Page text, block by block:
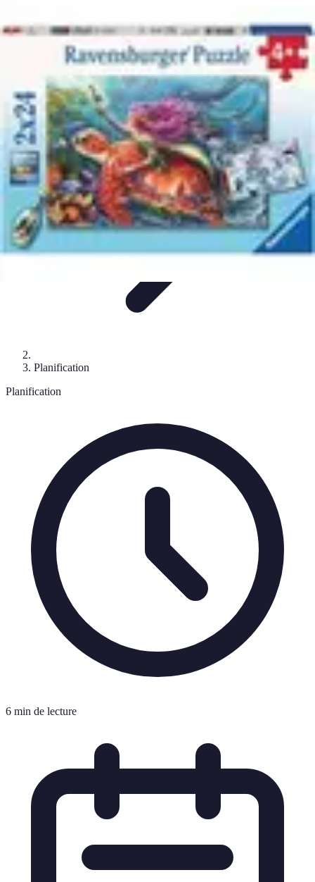
DestinationsAventures et ExpériencesParapenteVol en
HélicoptèreMontgolfière
Aventures Aériennes
Planification
Planification
6 min de lecture